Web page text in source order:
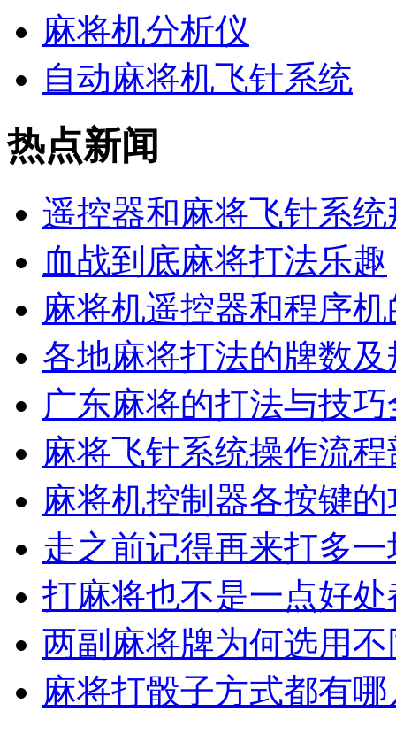
麻将机分析仪
自动麻将机飞针系统
热点新闻
遥控器和麻将飞针系
血战到底麻将打法乐趣
麻将机遥控器和程序
各地麻将打法的牌数
广东麻将的打法与技
麻将飞针系统操作流
麻将机控制器各按键
走之前记得再来打多
打麻将也不是一点好
两副麻将牌为何选用
麻将打骰子方式都有